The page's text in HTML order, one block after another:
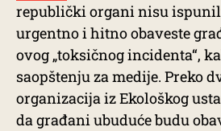
republički organi nisu
urgentno i hitno obaveste
ovog „toksičnog incidenta“,
saopštenju za medije. Preko
organizacija iz Ekološkog
da građani ubuduće budu